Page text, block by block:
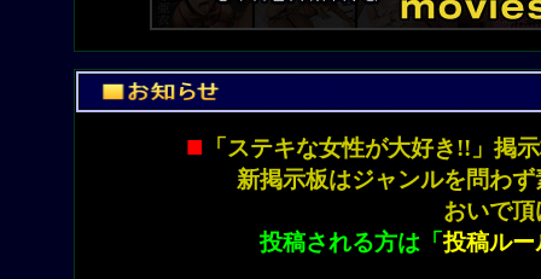
■ 「ステキな女性が大好き!!」
新掲示板はジャンルを問わ
おいで
投稿される方は「投稿ルー